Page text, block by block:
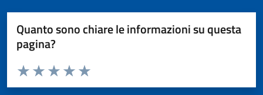
Quanto sono chiare le informazioni su questa
pagina?
Valuta da 1 a 5 stelle la pagina
Valuta 5 stelle su 5
Valuta 4 stelle su 5
Valuta 3 stelle su 5
Valuta 2 stelle su 5
Valuta 1 stelle su 5